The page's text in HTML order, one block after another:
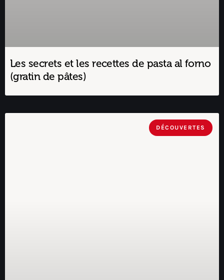
Les secrets et les recettes de pasta al forno
(gratin de pâtes)
DÉCOUVERTES